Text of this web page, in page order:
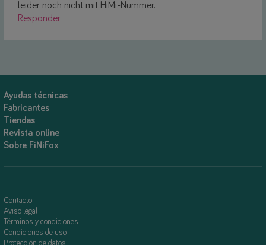
leider noch nicht mit HiMi-Nummer.
Responder
Ayudas técnicas
Fabricantes
Tiendas
Revista online
Sobre FiNiFox
Contacto
Aviso legal
Términos y condiciones
Condiciones de uso